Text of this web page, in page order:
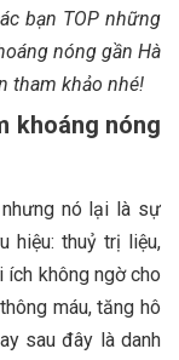
bạn TOP những
nóng gần Hà
tham khảo nhé!
khoáng nóng
nhưng nó lại là sự
hiệu: thuỷ trị liệu,
ích không ngờ cho
máu, tăng hô
sau đây là danh